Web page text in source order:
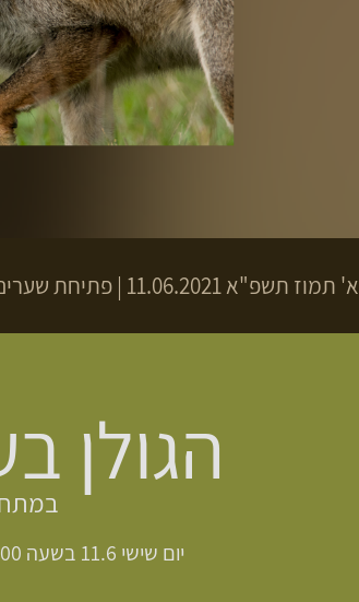
א' תמוז תשפ"א11.06.2021 | פתיחת שערים 10:30 | שעת התחלה 11:00
הגולן
יום שישי 11.6 בשעה 10:00 אולם אורן מתחם צנובר (לב הגולן)